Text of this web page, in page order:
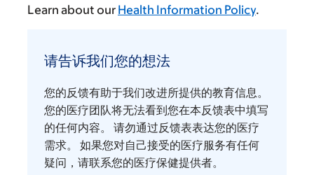
Learn about our Health Information Policy.
告
我
们
您
的
想
请告诉我们您的想法
您的反馈有助于我们改进所提供的教育信息。
您的医疗团队将无法看到您在本反馈表中填写
的任何内容。 请勿通过反馈表表达您的医疗
需求。 如果您对自己接受的医疗服务有任何
疑问，请联系您的医疗保健提供者。